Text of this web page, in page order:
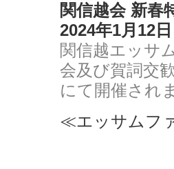
関信越会 新春
2024年1月12
関信越エッサ
会及び賀詞交
にて開催され
≪エッサムフ